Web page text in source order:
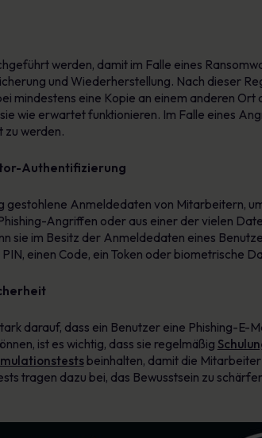
werden, damit im Falle eines
und Wiederherstellung. Nach dieser
mindestens eine Kopie an einem anderen
wie erwartet funktionieren. Im Falle eines
zu werden.
Authentifizierung
gestohlene Anmeldedaten von Mitarbeitern,
Angriffen oder aus einer der vielen
sie im Besitz der Anmeldedaten eines
einen Code, ein Token oder biometrische
darauf, dass ein Benutzer eine Phishing-E-
ist es wichtig, dass sie regelmäßig
beinhalten, damit die Mitarbeiter
tragen dazu bei, das Bewusstsein zu